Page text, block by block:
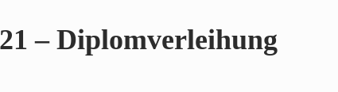
– Diplomverleihung